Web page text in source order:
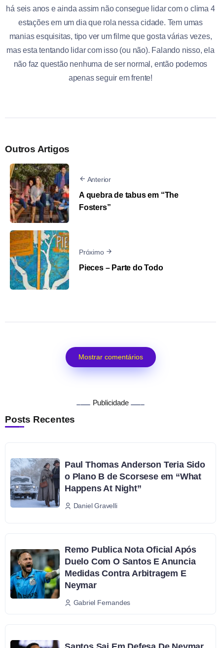
há seis anos e ainda assim não consegue lidar com o clima 4
estações em um dia que rola nessa cidade. Tem umas
manias esquisitas, tipo ver um filme que gosta várias vezes,
mas esta tentando lidar com isso (ou não). Falando nisso, ela
não faz questão nenhuma de ser normal, então podemos
apenas seguir em frente!
Outros Artigos
Anterior
A quebra de tabus em “The
Fosters”
Próximo
Pieces – Parte do Todo
Mostrar comentários
Publicidade
Posts Recentes
Paul Thomas Anderson Teria Sido
o Plano B de Scorsese em “What
Happens At Night”
Daniel Gravelli
Remo Publica Nota Oficial Após
Duelo Com O Santos E Anuncia
Medidas Contra Arbitragem E
Neymar
Gabriel Fernandes